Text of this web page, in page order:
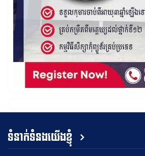
ទំនាក់ទំនងយើងខ្ញុំ